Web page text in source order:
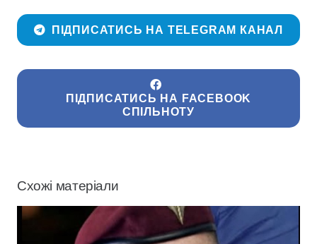
ПІДПИСАТИСЬ НА TELEGRAM КАНАЛ
ПІДПИСАТИСЬ НА FACEBOOK
СПІЛЬНОТУ
Схожі матеріали